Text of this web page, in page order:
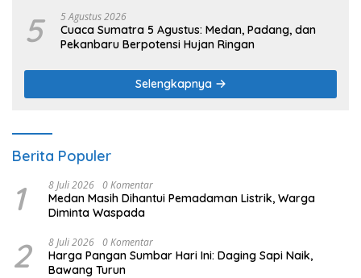
5 5 Agustus 2026
Cuaca Sumatra 5 Agustus: Medan, Padang, dan
Pekanbaru Berpotensi Hujan Ringan
Selengkapnya
Berita Populer
1 8 Juli 2026 0 Komentar
Medan Masih Dihantui Pemadaman Listrik, Warga
Diminta Waspada
2 8 Juli 2026 0 Komentar
Harga Pangan Sumbar Hari Ini: Daging Sapi Naik,
Bawang Turun